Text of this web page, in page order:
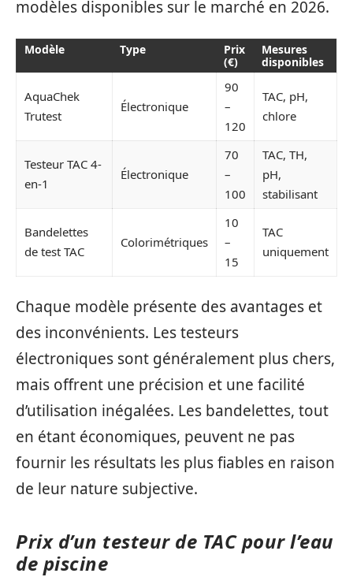
modèles disponibles sur le marché en 2026.
Modèle Type
Prix
(€)
Mesures
disponibles
AquaChek
Trutest
Électronique
90
–
120
TAC, pH,
chlore
Testeur TAC 4-
en-1
Électronique
70
–
100
TAC, TH,
pH,
stabilisant
Bandelettes
de test TAC
Colorimétriques
10
–
15
TAC
uniquement
Chaque modèle présente des avantages et
des inconvénients. Les testeurs
électroniques sont généralement plus chers,
mais offrent une précision et une facilité
d’utilisation inégalées. Les bandelettes, tout
en étant économiques, peuvent ne pas
fournir les résultats les plus fiables en raison
de leur nature subjective.
Prix d’un testeur de TAC pour l’eau
de piscine